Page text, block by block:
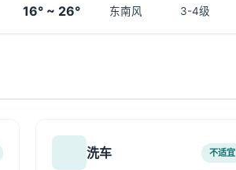
16° ~ 26° 东南风 3-4级
洗车 不适宜